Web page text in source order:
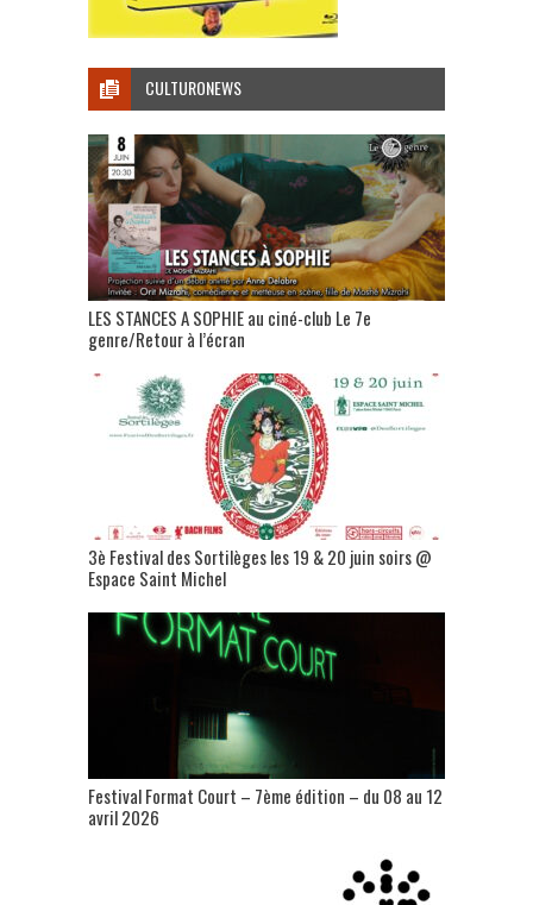
CULTURONEWS
LES STANCES A SOPHIE au ciné-club Le 7e
genre/Retour à l’écran
3è Festival des Sortilèges les 19 & 20 juin soirs @
Espace Saint Michel
Festival Format Court – 7ème édition – du 08 au 12
avril 2026